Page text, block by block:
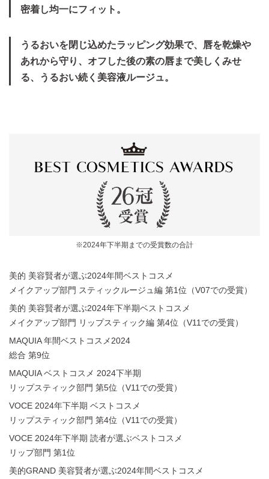
密着し均一にフィット。
うるおいを閉じ込めたラッピング効果で、唇を乾燥や
あれから守り、オフした後の素の唇まで美しくみせ
る、うるおい続く美容液ルージュ。
※2024年下半期までの受賞数の合計
美的 美容賢者が選ぶ2024年間ベストコスメ
メイクアップ部門 スティックルージュ編 第1位（V07での受賞）
美的 美容賢者が選ぶ2024年下半期ベストコスメ
メイクアップ部門 リップスティック編 第4位（V11での受賞）
MAQUIA 年間ベストコスメ2024
総合 第9位
MAQUIA ベストコスメ 2024下半期
リップスティック部門 第5位（V11での受賞）
VOCE 2024年下半期 ベストコスメ
リップスティック部門 第4位（V11での受賞）
VOCE 2024年下半期 読者が選ぶベストコスメ
リップ部門 第1位
美的GRAND 美容賢者が選ぶ2024年間ベストコスメ